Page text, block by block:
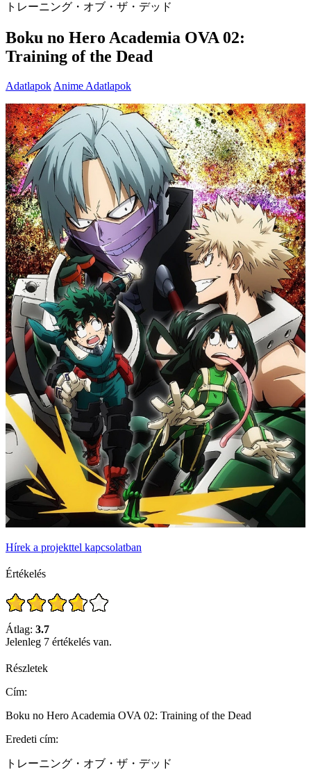
トレーニング・オブ・ザ・デッド
Boku no Hero Academia OVA 02:
Training of the Dead
Adatlapok Anime Adatlapok
Hírek a projekttel kapcsolatban
Értékelés
Átlag: 3.7
Jelenleg 7 értékelés van.
Részletek
Cím:
Boku no Hero Academia OVA 02: Training of the Dead
Eredeti cím:
トレーニング・オブ・ザ・デッド